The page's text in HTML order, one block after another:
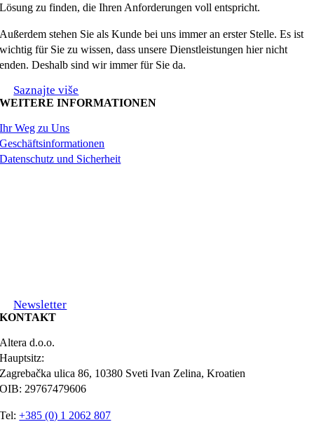
Lösung zu finden, die Ihren Anforderungen voll entspricht.
Außerdem stehen Sie als Kunde bei uns immer an erster Stelle. Es ist
wichtig für Sie zu wissen, dass unsere Dienstleistungen hier nicht
enden. Deshalb sind wir immer für Sie da.
Saznajte više
WEITERE INFORMATIONEN
Ihr Weg zu Uns
Geschäftsinformationen
Datenschutz und Sicherheit
Newsletter
KONTAKT
Altera d.o.o.
Hauptsitz:
Zagrebačka ulica 86, 10380 Sveti Ivan Zelina, Kroatien
OIB: 29767479606
Tel:+385 (0) 1 2062 807